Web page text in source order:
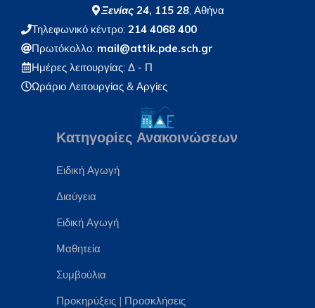
Ξενίας 24, 115 28 , Αθήνα
Τηλεφωνικό κέντρο: 214 4068 400
Πρωτόκολλο: mail@attik.pde.sch.gr
Ημέρες λειτουργίας: Δ - Π
Ωράριο Λειτουργίας & Αργίες
Κατηγορίες Ανακοινώσεων
Ειδική Αγωγή
Διαύγεια
Eιδική Αγωγή
Μαθητεία
Συμβούλια
Προκηρύξεις | Προσκλήσεις